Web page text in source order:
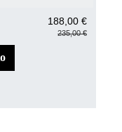
188,00 €
235,00 €